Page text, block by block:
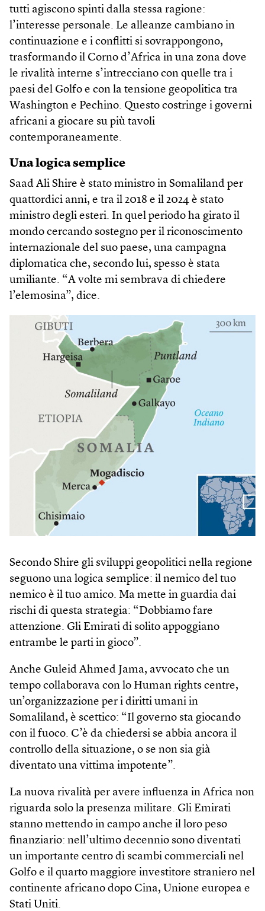
tutti agiscono spinti dalla stessa ragione:
l’interesse personale. Le alleanze cambiano in
continuazione e i conflitti si sovrappongono,
trasformando il Corno d’Africa in una zona dove
le rivalità interne s’intrecciano con quelle tra i
paesi del Golfo e con la tensione geopolitica tra
Washington e Pechino. Questo costringe i governi
africani a giocare su più tavoli
contemporaneamente.
Una logica semplice
Saad Ali Shire è stato ministro in Somaliland per
quattordici anni, e tra il 2018 e il 2024 è stato
ministro degli esteri. In quel periodo ha girato il
mondo cercando sostegno per il riconoscimento
internazionale del suo paese, una campagna
diplomatica che, secondo lui, spesso è stata
umiliante. “A volte mi sembrava di chiedere
l’elemosina”, dice.
Secondo Shire gli sviluppi geopolitici nella regione
seguono una logica semplice: il nemico del tuo
nemico è il tuo amico. Ma mette in guardia dai
rischi di questa strategia: “Dobbiamo fare
attenzione. Gli Emirati di solito appoggiano
entrambe le parti in gioco”.
Anche Guleid Ahmed Jama, avvocato che un
tempo collaborava con lo Human rights centre,
un’organizzazione per i diritti umani in
Somaliland, è scettico: “Il governo sta giocando
con il fuoco. C’è da chiedersi se abbia ancora il
controllo della situazione, o se non sia già
diventato una vittima impotente”.
La nuova rivalità per avere influenza in Africa non
riguarda solo la presenza militare. Gli Emirati
stanno mettendo in campo anche il loro peso
finanziario: nell’ultimo decennio sono diventati
un importante centro di scambi commerciali nel
Golfo e il quarto maggiore investitore straniero nel
continente africano dopo Cina, Unione europea e
Stati Uniti.